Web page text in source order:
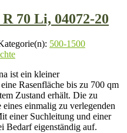
70 Li, 04072-20
500-1500
ist ein kleiner
Rasenfläche bis zu 700 qm
Zustand erhält. Die zu
einmalig zu verlegenden
einer Suchleitung und einer
Bedarf eigenständig auf.